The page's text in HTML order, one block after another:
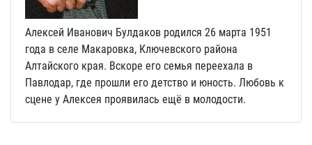
Алексей Иванович Булдаков родился 26 марта 1951
года в селе Макаровка, Ключевского района
Алтайского края. Вскоре его семья переехала в
Павлодар, где прошли его детство и юность. Любовь к
сцене у Алексея проявилась ещё в молодости.